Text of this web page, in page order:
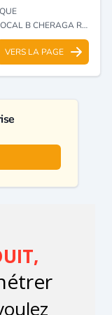
CHERAGA RP - ALGER
VERS LA PAGE